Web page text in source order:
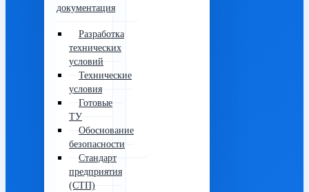
документация
Разработка
технических
условий
Технические
условия
Готовые
ТУ
Обоснование
безопасности
Стандарт
предприятия
(СТП)